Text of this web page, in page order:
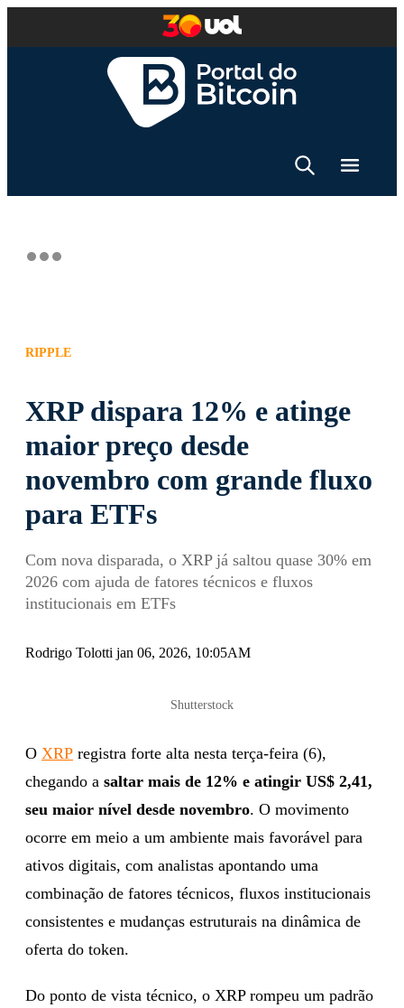
RIPPLE
XRP dispara 12% e atinge
maior preço desde
novembro com grande fluxo
para ETFs
Com nova disparada, o XRP já saltou quase 30% em
2026 com ajuda de fatores técnicos e fluxos
institucionais em ETFs
Rodrigo Tolotti jan 06, 2026, 10:05AM
Shutterstock
O XRP registra forte alta nesta terça-feira (6),
chegando a saltar mais de 12% e atingir US$ 2,41,
seu maior nível desde novembro. O movimento
ocorre em meio a um ambiente mais favorável para
ativos digitais, com analistas apontando uma
combinação de fatores técnicos, fluxos institucionais
consistentes e mudanças estruturais na dinâmica de
oferta do token.
Do ponto de vista técnico, o XRP rompeu um padrão